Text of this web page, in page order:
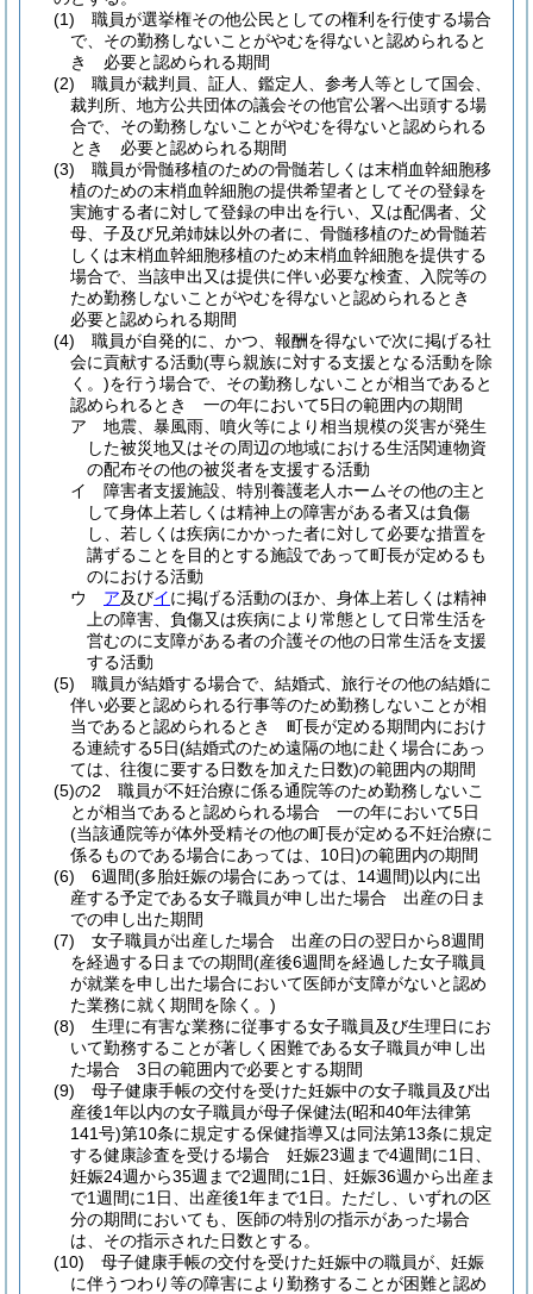
(1)
職員が選挙権その他公民としての権利を行使する場合
で、その勤務しないことがやむを得ないと認められると
き 必要と認められる期間
(2)
職員が裁判員、証人、鑑定人、参考人等として国会、
裁判所、地方公共団体の議会その他官公署へ出頭する場
合で、その勤務しないことがやむを得ないと認められる
とき 必要と認められる期間
(3)
職員が骨髄移植のための骨髄若しくは末梢血幹細胞移
植のための末梢血幹細胞の提供希望者としてその登録を
実施する者に対して登録の申出を行い、又は配偶者、父
母、子及び兄弟姉妹以外の者に、骨髄移植のため骨髄若
しくは末梢血幹細胞移植のため末梢血幹細胞を提供する
場合で、当該申出又は提供に伴い必要な検査、入院等の
ため勤務しないことがやむを得ないと認められるとき
必要と認められる期間
(4)
職員が自発的に、かつ、報酬を得ないで次に掲げる社
会に貢献する活動(専ら親族に対する支援となる活動を除
く。)を行う場合で、その勤務しないことが相当であると
認められるとき 一の年において5日の範囲内の期間
ア
地震、暴風雨、噴火等により相当規模の災害が発生
した被災地又はその周辺の地域における生活関連物資
の配布その他の被災者を支援する活動
イ
障害者支援施設、特別養護老人ホームその他の主と
して身体上若しくは精神上の障害がある者又は負傷
し、若しくは疾病にかかった者に対して必要な措置を
講ずることを目的とする施設であって町長が定めるも
のにおける活動
ウ
ア及びイに掲げる活動のほか、身体上若しくは精神
上の障害、負傷又は疾病により常態として日常生活を
営むのに支障がある者の介護その他の日常生活を支援
する活動
(5)
職員が結婚する場合で、結婚式、旅行その他の結婚に
伴い必要と認められる行事等のため勤務しないことが相
当であると認められるとき 町長が定める期間内におけ
る連続する5日(結婚式のため遠隔の地に赴く場合にあっ
ては、往復に要する日数を加えた日数)の範囲内の期間
(5)の2
職員が不妊治療に係る通院等のため勤務しないこ
とが相当であると認められる場合 一の年において5日
(当該通院等が体外受精その他の町長が定める不妊治療に
係るものである場合にあっては、10日)の範囲内の期間
(6)
6週間(多胎妊娠の場合にあっては、14週間)以内に出
産する予定である女子職員が申し出た場合 出産の日ま
での申し出た期間
(7)
女子職員が出産した場合 出産の日の翌日から8週間
を経過する日までの期間(産後6週間を経過した女子職員
が就業を申し出た場合において医師が支障がないと認め
た業務に就く期間を除く。)
(8)
生理に有害な業務に従事する女子職員及び生理日にお
いて勤務することが著しく困難である女子職員が申し出
た場合 3日の範囲内で必要とする期間
(9)
母子健康手帳の交付を受けた妊娠中の女子職員及び出
産後1年以内の女子職員が母子保健法(昭和40年法律第
141号)第10条に規定する保健指導又は同法第13条に規定
する健康診査を受ける場合 妊娠23週まで4週間に1日、
妊娠24週から35週まで2週間に1日、妊娠36週から出産ま
で1週間に1日、出産後1年まで1日。 ただし、いずれの区
分の期間においても、医師の特別の指示があった場合
は、その指示された日数とする。
(10)
母子健康手帳の交付を受けた妊娠中の職員が、妊娠
に伴うつわり等の障害により勤務することが困難と認め